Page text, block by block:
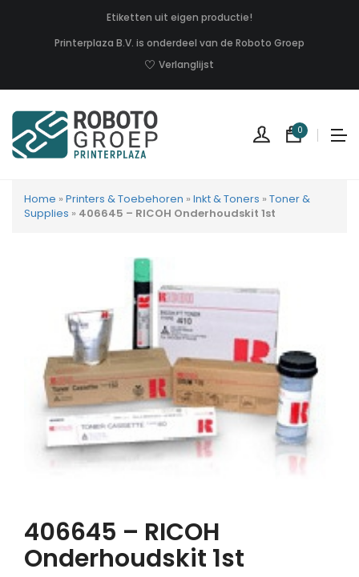
Etiketten uit eigen productie!
Printerplaza B.V. is onderdeel van de Roboto Groep
Verlanglijst
0
Home » Printers & Toebehoren » Inkt & Toners » Toner &
Supplies » 406645 – RICOH Onderhoudskit 1st
406645 – RICOH
Onderhoudskit 1st